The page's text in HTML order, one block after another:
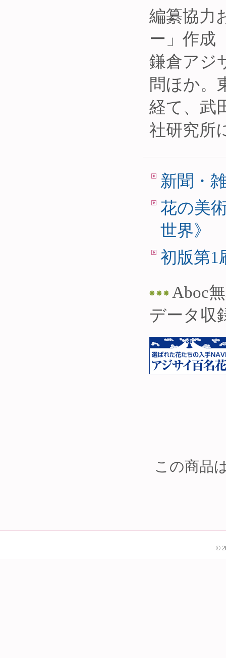
編纂協力
ー」作成
鎌倉アジ
問ほか。
経て、武
社研究所
新聞・
花の美
世界》
初版第1
Aboc
データ収
この商品
©